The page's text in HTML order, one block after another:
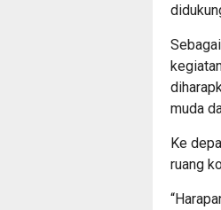
muda
Ke
ruang